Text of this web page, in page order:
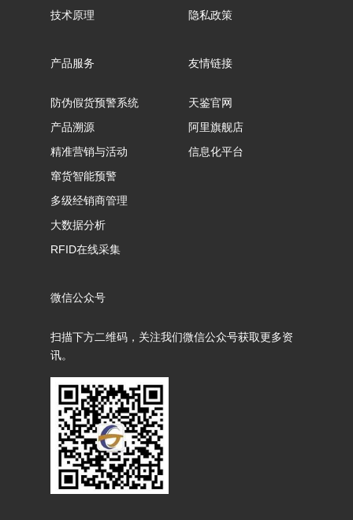
技术原理
隐私政策
产品服务
防伪假货预警系统
产品溯源
精准营销与活动
窜货智能预警
多级经销商管理
大数据分析
RFID在线采集
友情链接
天鉴官网
阿里旗舰店
信息化平台
微信公众号
扫描下方二维码，关注我们微信公众号获取更多资
讯。